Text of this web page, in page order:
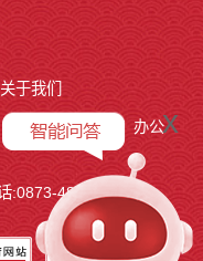
关于我们
石屏县人民政府
办公
:0873-4858140
x